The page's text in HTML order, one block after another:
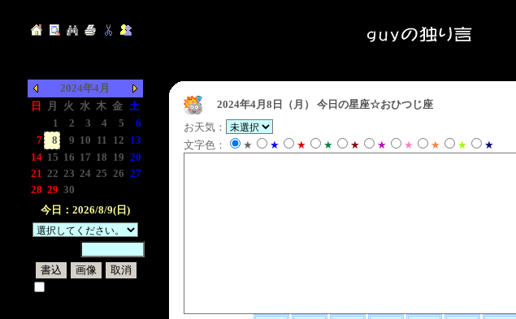
2024年4月
日
月 火 水 木 金 土
1 2 3 4 5
6
7
8 9 10 11 12 13
14 15 16 17 18 19 20
21 22 23 24 25 26 27
28 29 30
今日：2026/8/9(日)
2024年4月8日（月）
今日の星座☆おひつじ座
お天気：
文字色：
★ ★ ★ ★ ★ ★ ★ ★ ★ ★